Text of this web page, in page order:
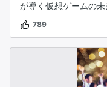
が導く仮想ゲームの未
789